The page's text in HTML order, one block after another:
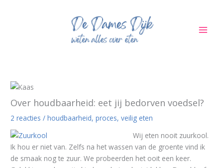
Over houdbaarheid: eet jij bedorven voedsel?
2 reacties /houdbaarheid,proces,veilig eten
Wij eten nooit zuurkool.
Ik hou er niet van. Zelfs na het wassen van de groente vind ik
de smaak nog te zuur. We probeerden het ooit een keer.